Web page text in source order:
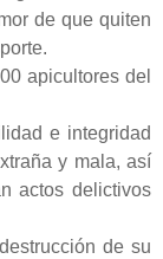
de que quiten
apicultores del
e integridad
y mala, así
actos delictivos
de su